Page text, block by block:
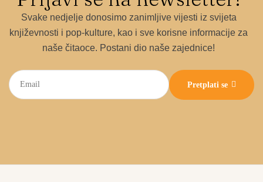
Svake nedjelje donosimo zanimljive vijesti iz svijeta
književnosti i pop-kulture, kao i sve korisne informacije za
naše čitaoce. Postani dio naše zajednice!
Pretplati se